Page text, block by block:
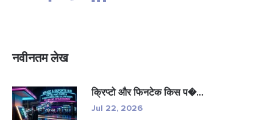
नवीनतम लेख
क्रिप्टो और फिनटेक किस प�...
Jul 22, 2026